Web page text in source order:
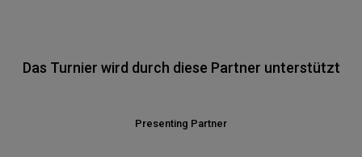
Das Turnier wird durch diese Partner unterstützt
Presenting Partner